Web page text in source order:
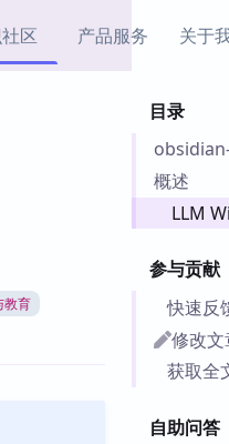
区 产品服务
PKMer 出品的闪念笔记
插件
关于
目录
概述
LLM
参与贡献
快速反
修改文
获取全
自助问答
教育